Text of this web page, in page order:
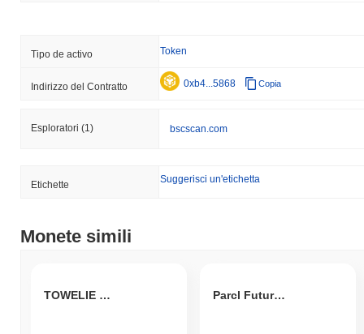
Tipo de activo Token
Indirizzo del Contratto 0xb4...5868 Copia
Esploratori (1) bscscan.com
Etichette Suggerisci un'etichetta
Monete simili
TOWELIE COIN Parcl Futures Tokens